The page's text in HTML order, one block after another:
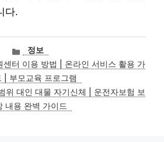
다.
카
테
고
리
정보
센터 이용 방법 | 온라인 서비스 활용 가
| 부모교육 프로그램
위 대인 대물 자기신체 | 운전자보험 보
내용 완벽 가이드